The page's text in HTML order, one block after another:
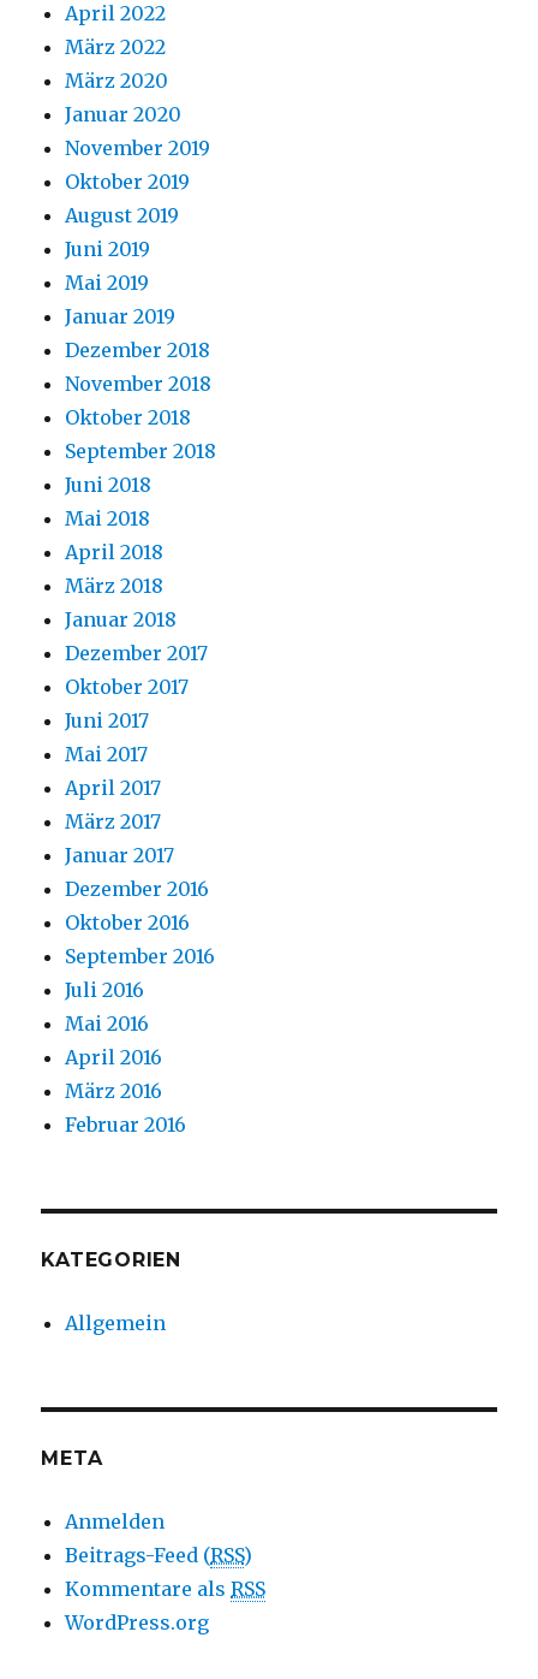
April 2022
März 2022
März 2020
Januar 2020
November 2019
Oktober 2019
August 2019
Juni 2019
Mai 2019
Januar 2019
Dezember 2018
November 2018
Oktober 2018
September 2018
Juni 2018
Mai 2018
April 2018
März 2018
Januar 2018
Dezember 2017
Oktober 2017
Juni 2017
Mai 2017
April 2017
März 2017
Januar 2017
Dezember 2016
Oktober 2016
September 2016
Juli 2016
Mai 2016
April 2016
März 2016
Februar 2016
KATEGORIEN
Allgemein
META
Anmelden
Beitrags-Feed (RSS)
Kommentare alsRSS
WordPress.org